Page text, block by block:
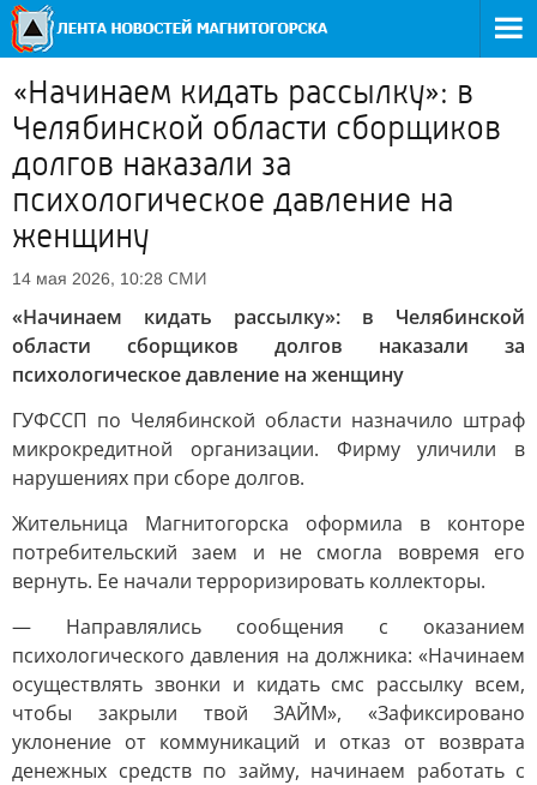
«Начинаем кидать рассылку»: в
Челябинской области сборщиков
долгов наказали за
психологическое давление на
женщину
14 мая 2026, 10:28 СМИ
«Начинаем кидать рассылку»: в Челябинской
области сборщиков долгов наказали за
психологическое давление на женщину
ГУФССП по Челябинской области назначило штраф
микрокредитной организации. Фирму уличили в
нарушениях при сборе долгов.
Жительница Магнитогорска оформила в конторе
потребительский заем и не смогла вовремя его
вернуть. Ее начали терроризировать коллекторы.
— Направлялись сообщения с оказанием
психологического давления на должника: «Начинаем
осуществлять звонки и кидать смс рассылку всем,
чтобы закрыли твой ЗАЙМ», «Зафиксировано
уклонение от коммуникаций и отказ от возврата
денежных средств по займу, начинаем работать с